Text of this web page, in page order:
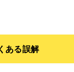
ある誤解